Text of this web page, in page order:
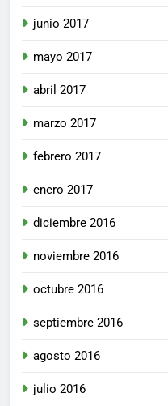
junio 2017
mayo 2017
abril 2017
marzo 2017
febrero 2017
enero 2017
diciembre 2016
noviembre 2016
octubre 2016
septiembre 2016
agosto 2016
julio 2016